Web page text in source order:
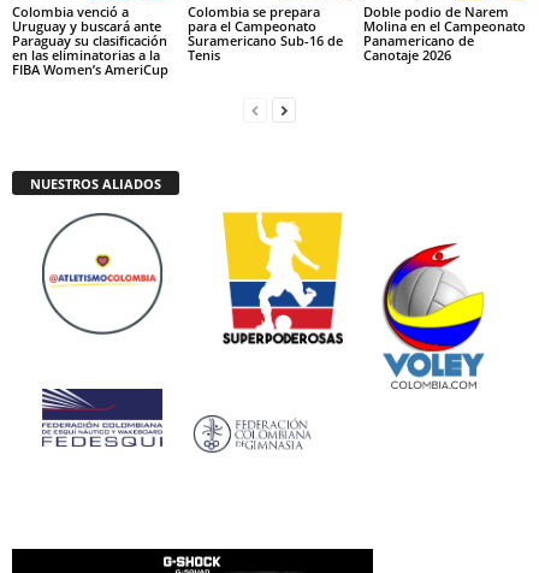
Colombia venció a
Uruguay y buscará ante
Paraguay su clasificación
en las eliminatorias a la
FIBA Women’s AmeriCup
Colombia se prepara
para el Campeonato
Suramericano Sub-16 de
Tenis
Doble podio de Narem
Molina en el Campeonato
Panamericano de
Canotaje 2026
NUESTROS ALIADOS